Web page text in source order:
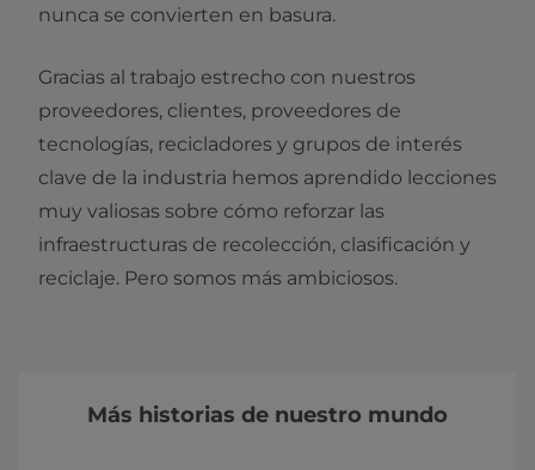
nunca se convierten en basura.
Gracias al trabajo estrecho con nuestros
proveedores, clientes, proveedores de
tecnologías, recicladores y grupos de interés
clave de la industria hemos aprendido lecciones
muy valiosas sobre cómo reforzar las
infraestructuras de recolección, clasificación y
reciclaje. Pero somos más ambiciosos.
Más historias de nuestro mundo